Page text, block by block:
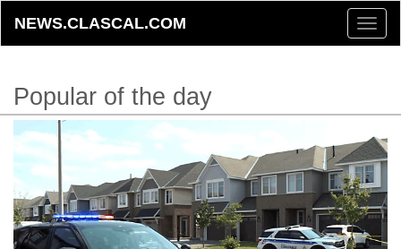
Toggle
NEWS.CLASCAL.COM
Popular of the day